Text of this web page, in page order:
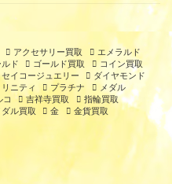
アクセサリー買取
エメラルド
ルド ゴールド買取
コイン買取
セイコージュエリー
ダイヤモンド
リニティ プラチナ
メダル
コ 吉祥寺買取
指輪買取
ル買取 金 金貨買取